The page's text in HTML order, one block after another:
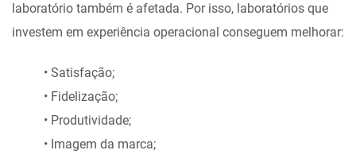
laboratório também é afetada. Por isso, laboratórios que
investem em experiência operacional conseguem melhorar:
• Satisfação;
• Fidelização;
• Produtividade;
• Imagem da marca;